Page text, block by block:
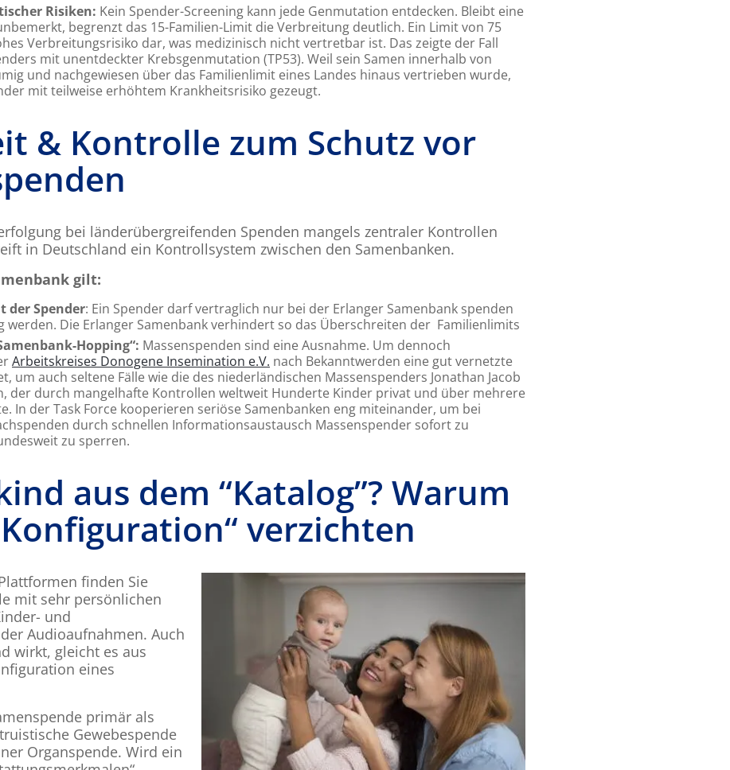
Risiken: Kein Spender-Screening kann jede Genmutation entdecken. Bleibt eine
begrenzt das 15-Familien-Limit die Verbreitung deutlich. Ein Limit von 75
Verbreitungsrisiko dar, was medizinisch nicht vertretbar ist. Das zeigte der Fall
mit unentdeckter Krebsgenmutation (TP53). Weil sein Samen innerhalb von
und nachgewiesen über das Familienlimit eines Landes hinaus vertrieben wurde,
mit teilweise erhöhtem Krankheitsrisiko gezeugt.
& Kontrolle zum Schutz vor
bei länderübergreifenden Spenden mangels zentraler Kontrollen
in Deutschland ein Kontrollsystem zwischen den Samenbanken.
gilt:
der Spender: Ein Spender darf vertraglich nur bei der Erlanger Samenbank spenden
werden. Die Erlanger Samenbank verhindert so das Überschreiten der Familienlimits
Hopping“: Massenspenden sind eine Ausnahme. Um dennoch
Arbeitskreises Donogene Insemination e.V. nach Bekanntwerden eine gut vernetzte
um auch seltene Fälle wie die des niederländischen Massenspenders Jonathan Jacob
der durch mangelhafte Kontrollen weltweit Hunderte Kinder privat und über mehrere
In der Task Force kooperieren seriöse Samenbanken eng miteinander, um bei
durch schnellen Informationsaustausch Massenspender sofort zu
zu sperren.
aus dem “Katalog”? Warum
verzichten
finden Sie
mit sehr persönlichen
und
Audioaufnahmen. Auch
wirkt, gleicht es aus
eines
primär als
Gewebespende
Organspende. Wird ein